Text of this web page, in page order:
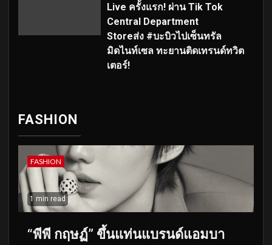
Live ครั้งแรก! ผ่าน Tik Tok
Central Department
Storeส่ง #บะบิวไปเซ็นทรัล
มิดไนท์เซล ทะยานติดเทรนด์ทวิต
เตอร์!
FASHION
FASHION
1 min read
“พีพี กฤษฏ์” ขึ้นแท่นแบรนด์แอมบา